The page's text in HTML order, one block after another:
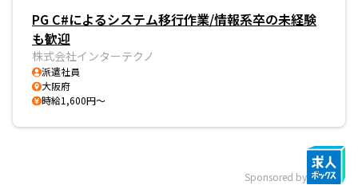
PG C#によるシステム移行作業/情報系卒の未経験
も歓迎
株式会社インターテクノ
派遣社員
大阪府
時給1,600円～
Sponsored by